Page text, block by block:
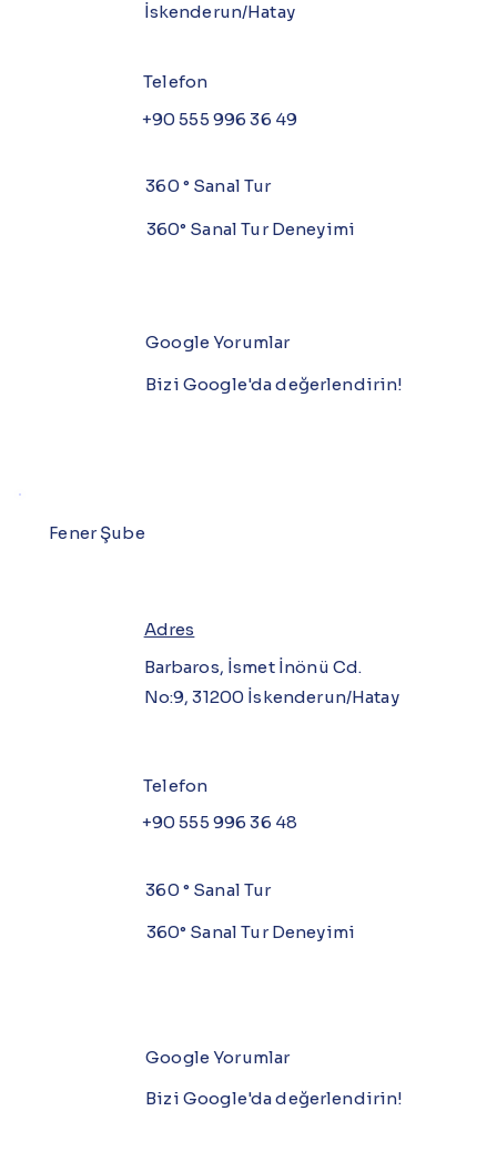
İskenderun/Hatay
Telefon
+90 555 996 36 49
360 ° Sanal Tur
360° Sanal Tur Deneyimi
Google Yorumlar
Bizi Google'da değerlendirin!
Adres
Barbaros, İsmet İnönü Cd.
No:9, 31200 İskenderun/Hatay
Telefon
+90 555 996 36 48
360 ° Sanal Tur
360° Sanal Tur Deneyimi
Google Yorumlar
Bizi Google'da değerlendirin!
Fener Şube